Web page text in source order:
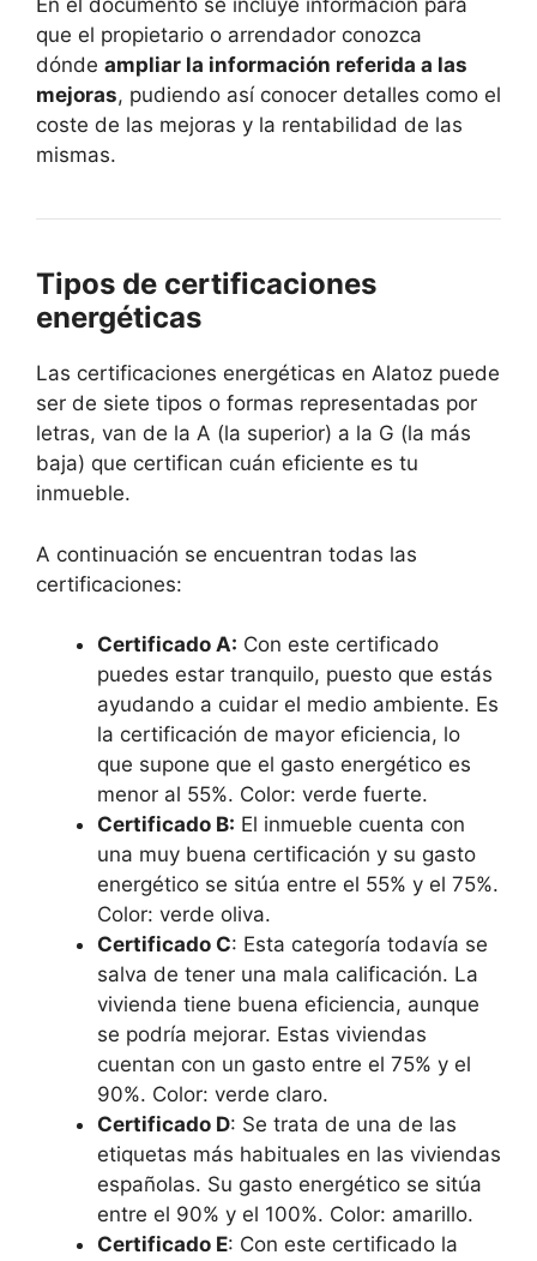
En el documento se incluye información para
que el propietario o arrendador conozca
dónde ampliar la información referida a las
mejoras, pudiendo así conocer detalles como el
coste de las mejoras y la rentabilidad de las
mismas.
Tipos de certificaciones
energéticas
Las certificaciones energéticas en Alatoz puede
ser de siete tipos o formas representadas por
letras, van de la A (la superior) a la G (la más
baja) que certifican cuán eficiente es tu
inmueble.
A continuación se encuentran todas las
certificaciones:
Certificado A: Con este certificado
puedes estar tranquilo, puesto que estás
ayudando a cuidar el medio ambiente. Es
la certificación de mayor eficiencia, lo
que supone que el gasto energético es
menor al 55%. Color: verde fuerte.
Certificado B: El inmueble cuenta con
una muy buena certificación y su gasto
energético se sitúa entre el 55% y el 75%.
Color: verde oliva.
Certificado C: Esta categoría todavía se
salva de tener una mala calificación. La
vivienda tiene buena eficiencia, aunque
se podría mejorar. Estas viviendas
cuentan con un gasto entre el 75% y el
90%. Color: verde claro.
Certificado D: Se trata de una de las
etiquetas más habituales en las viviendas
españolas. Su gasto energético se sitúa
entre el 90% y el 100%. Color: amarillo.
Certificado E: Con este certificado la